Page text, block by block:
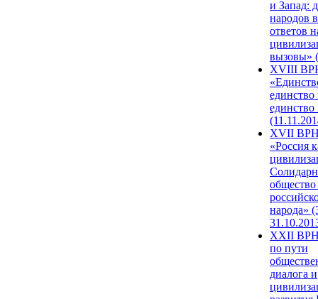
и Запад:
народов
ответов
вызовы»
XVIII
единство
единство
XVII
«Россия
народа»
XXII
по пути
диалога и